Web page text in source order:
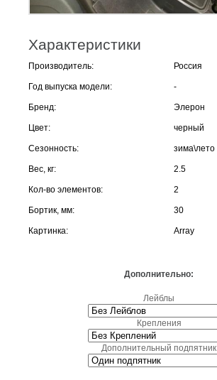
Характеристики
Производитель: Россия
Год выпуска модели: -
Бренд: Элерон
Цвет: черный
Сезонность: зима\лето
Вес, кг: 2.5
Кол-во элементов: 2
Бортик, мм: 30
Картинка: Array
Дополнительно:
Лейблы
Крепления
Дополнительный подпятник